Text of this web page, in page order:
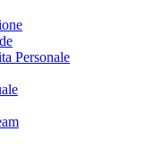
Personale